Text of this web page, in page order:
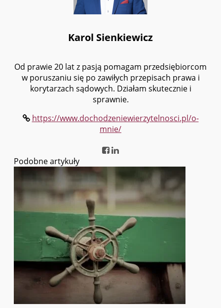
Karol Sienkiewicz
Od prawie 20 lat z pasją pomagam przedsiębiorcom
w poruszaniu się po zawiłych przepisach prawa i
korytarzach sądowych. Działam skutecznie i
sprawnie.
https://www.dochodzeniewierzytelnosci.pl/o-
mnie/
Podobne artykuły